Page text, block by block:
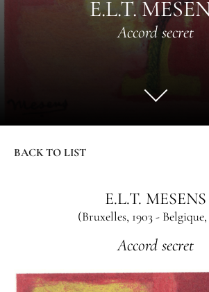
E.L.T.
Accord secret
BACK TO LIST
E.L.T. MESENS
(Bruxelles, 1903 - Belgique,
Accord secret